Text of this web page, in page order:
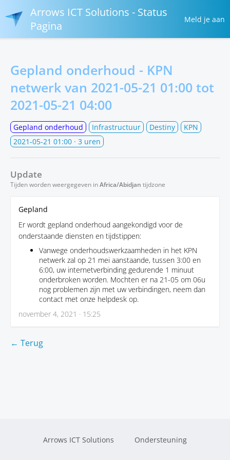
Arrows ICT Solutions - Status
Pagina
Meld je aan
Gepland onderhoud - KPN
netwerk van 2021-05-21 01:00 tot
2021-05-21 04:00
Gepland onderhoud Infrastructuur Destiny
KPN
2021-05-21 01:00 · 3 uren
Update
Tijden worden weergegeven inAfrica/Abidjan tijdzone
Gepland
Er wordt gepland onderhoud aangekondigd voor de
onderstaande diensten en tijdstippen:
Vanwege onderhoudswerkzaamheden in het KPN
netwerk zal op 21 mei aanstaande, tussen 3:00 en
6:00, uw internetverbinding gedurende 1 minuut
onderbroken worden. Mochten er na 21-05 om 06u
nog problemen zijn met uw verbindingen, neem dan
contact met onze helpdesk op.
november 4, 2021 · 15:25
← Terug
Arrows ICT Solutions Ondersteuning